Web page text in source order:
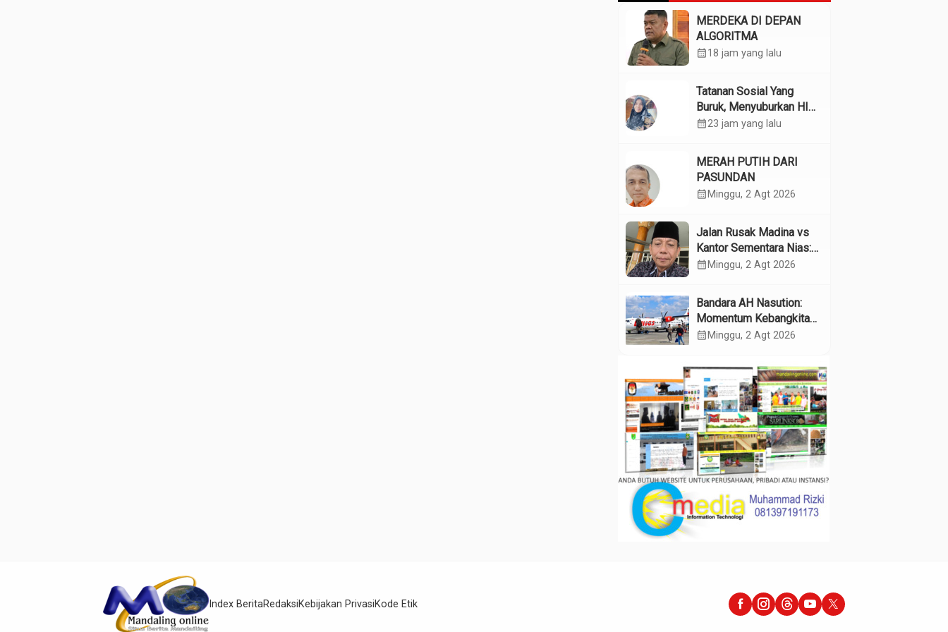
MERDEKA DI DEPAN
ALGORITMA
calendar_month18 jam yang lalu
Tatanan Sosial Yang
Buruk, Menyuburkan HIV
Pada Remaja
calendar_month23 jam yang lalu
MERAH PUTIH DARI
PASUNDAN
calendar_month Minggu, 2 Agt 2026
Jalan Rusak Madina vs
Kantor Sementara Nias:
Kebijakan Pilih Kasih
calendar_month Minggu, 2 Agt 2026
Bandara AH Nasution:
Momentum Kebangkitan
Tabagsel Menuju Daerah
calendar_month Minggu, 2 Agt 2026
Index BeritaRedaksiKebijakan PrivasiKode Etik